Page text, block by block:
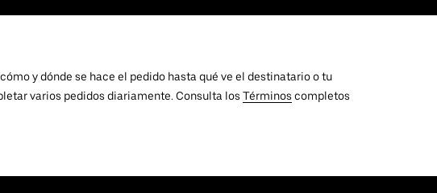
y dónde se hace el pedido hasta qué ve el destinatario o tu
varios pedidos diariamente. Consulta los Términos completos